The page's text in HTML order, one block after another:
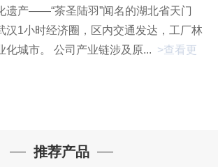
遗产——“茶圣陆羽”闻名的湖北省天门
汉1小时经济圈，区内交通发达，工厂林
化城市。 公司产业链涉及原... >查看更
推荐产品